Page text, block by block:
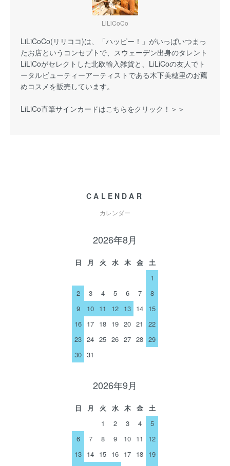
LiLiCoCo
LiLiCoCo(リリココ)は、「ハッピー！」がいっぱいつまっ
たお店というコンセプトで、スウェーデン出身のタレント
LiLiCoがセレクトした北欧輸入雑貨と、LiLiCoの友人でト
ータルビューティーアーティストである木下美穂里のお薦
めコスメを販売しています。
LiLiCo直筆サインカードはこちらをクリック！＞＞
CALENDAR
カレンダー
2026年8月
日 月 火 水 木 金
土
1
2
3 4 5 6 7
8
9
10 11 12 13 14 15
16 17 18 19 20 21
22
23 24 25 26 27 28 29
30 31
2026年9月
日 月 火 水 木 金
土
1
2 3 4
5
6
7 8 9 10 11
12
13 14 15 16 17 18 19